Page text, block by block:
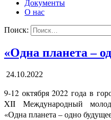
Документы
О нас
Поиск:
«Одна планета –
24.10.2022
9-12 октября 2022 года в
XII Международный
«Одна планета – одно